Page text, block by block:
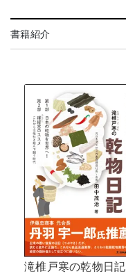
書籍紹介
滝椎戸寒の乾物日記